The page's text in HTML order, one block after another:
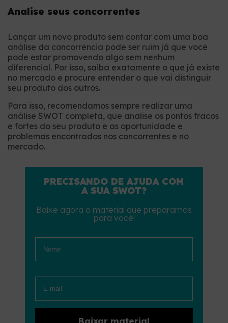
Analise seus concorrentes
Lançar um novo produto sem contar com uma boa
análise da concorrência pode ser ruim já que você
pode estar promovendo algo sem nenhum
diferencial. Por isso, saiba exatamente o que já existe
no mercado e procure entender o que vai distinguir
seu produto dos outros.
Para isso, recomendamos sempre realizar uma
análise SWOT completa, que analise os pontos fracos
e fortes do seu produto e as oportunidade e
problemas encontrados nos concorrentes e no
mercado.
PRECISANDO DE AJUDA COM
A SUA SWOT?
Baixe agora o material que preparamos
para você!